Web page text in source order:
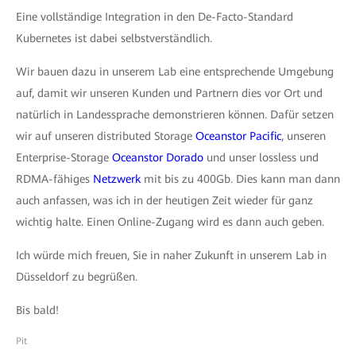
Eine vollständige Integration in den De-Facto-Standard
Kubernetes ist dabei selbstverständlich.
Wir bauen dazu in unserem Lab eine entsprechende Umgebung
auf, damit wir unseren Kunden und Partnern dies vor Ort und
natürlich in Landessprache demonstrieren können. Dafür setzen
wir auf unseren distributed Storage Oceanstor Pacific, unseren
Enterprise-Storage Oceanstor Dorado und unser lossless und
RDMA-fähiges Netzwerk mit bis zu 400Gb. Dies kann man dann
auch anfassen, was ich in der heutigen Zeit wieder für ganz
wichtig halte. Einen Online-Zugang wird es dann auch geben.
Ich würde mich freuen, Sie in naher Zukunft in unserem Lab in
Düsseldorf zu begrüßen.
Bis bald!
Pit